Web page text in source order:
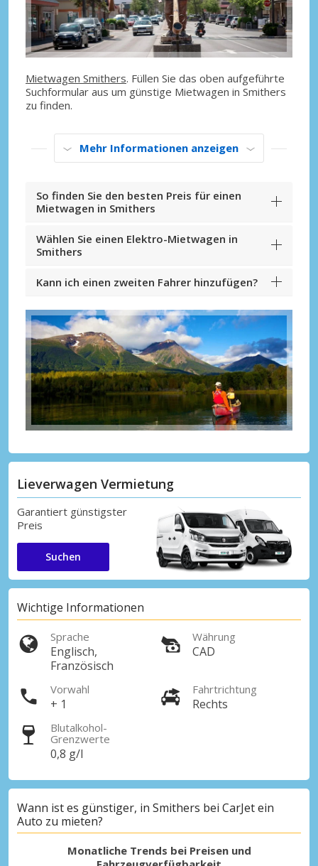
Mietwagen Smithers. Füllen Sie das oben aufgeführte
Suchformular aus um günstige Mietwagen in Smithers
zu finden.
Mehr Informationen anzeigen
So finden Sie den besten Preis für einen
Mietwagen in Smithers
Wählen Sie einen Elektro-Mietwagen in
Smithers
Kann ich einen zweiten Fahrer hinzufügen?
Lieverwagen Vermietung
Garantiert günstigster
Preis
Suchen
Wichtige Informationen
Sprache
Englisch,
Französisch
Währung
CAD
Vorwahl
+ 1
Fahrtrichtung
Rechts
Blutalkohol-
Grenzwerte
0,8 g/l
Wann ist es günstiger, in Smithers bei CarJet ein
Auto zu mieten?
Monatliche Trends bei Preisen und